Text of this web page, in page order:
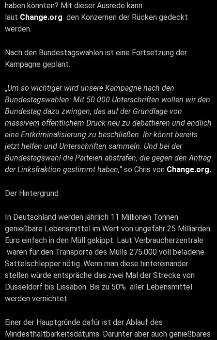
haben könnten? Mit dieser Ausrede kann
laut Change.org den Konzernen der Rücken gedeckt
werden.
Nach den Bundestagswahlen ist eine Fortsetzung der
Kampagne geplant.
„Um so wichtiger wird unsere Kampagne nach den
Bundestagswahlen: Mit 50.000 Unterschriften wollen wir den
Bundestag dazu zwingen, das auf der Grundlage von
massivem öffentlichem Druck neu zu debattieren und endlich
eine Entkriminalisierung zu beschließen. Ihr könnt bereits
jetzt helfen und Unterschriften sammeln. Und bei der
Bundestagswahl die Parteien abstrafen, die gegen den Antrag
der Linksfraktion gestimmt haben,“ so Chris von Change.org.
Der Hintergrund
In Deutschland werden jährlich 11 Millionen Tonnen
genießbare Lebensmittel im Wert von ungefähr 25 Milliarden
Euro einfach in den Müll gekippt. Laut Verbraucherzentrale
wären für den Transporta des Mülls 275.000 voll beladene
Sattelschlepper nötig. Wenn man diese hintereinander
stellen würde entspräche das zwei Mal der Strecke von
Düsseldorf bis Lissabon. Bis zu 50% aller Lebensmittel
werden vernichtet.
Einer der Hauptgründe dafür ist der Ablauf des
Mindesthaltbarkeitsdatums. Darunter aber auch genießbares